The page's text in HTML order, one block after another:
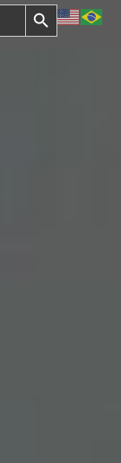
Search Button